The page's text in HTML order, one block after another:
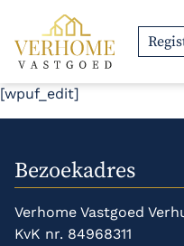
[wpuf_edit]
Bezoekadres
Verhome Vastgoed
KvK nr. 84968311